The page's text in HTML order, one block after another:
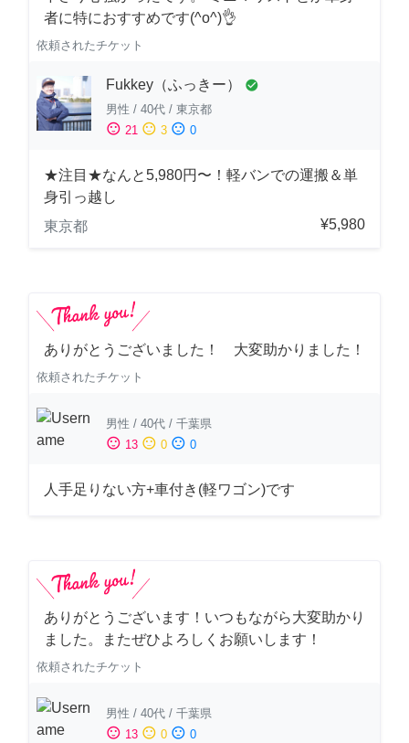
者に特におすすめです(^o^)👌
依頼されたチケット
Fukkey（ふっきー） check_circle
男性 / 40代 / 東京都
sentiment_satisfied 21 sentiment_neutral 3 sentiment_dissatisfied 0
★注目★なんと5,980円〜！軽バンでの運搬＆単
身引っ越し
東京都
¥5,980
ありがとうございました！ 大変助かりました！
依頼されたチケット
男性 / 40代 / 千葉県
sentiment_satisfied 13 sentiment_neutral 0 sentiment_dissatisfied 0
人手足りない方+車付き(軽ワゴン)です
ありがとうございます！いつもながら大変助かり
ました。またぜひよろしくお願いします！
依頼されたチケット
男性 / 40代 / 千葉県
sentiment_satisfied 13 sentiment_neutral 0 sentiment_dissatisfied 0